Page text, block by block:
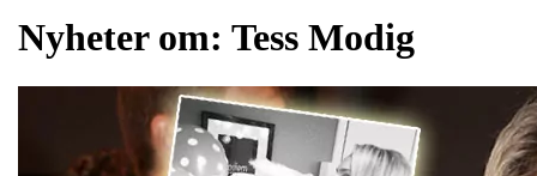
Nyheter om: Tess Modig